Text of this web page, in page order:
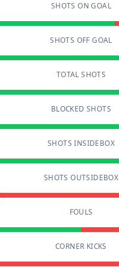
SHOTS ON GOAL
SHOTS OFF GOAL
TOTAL SHOTS
BLOCKED SHOTS
SHOTS INSIDEBOX
SHOTS OUTSIDEBOX
FOULS
CORNER KICKS